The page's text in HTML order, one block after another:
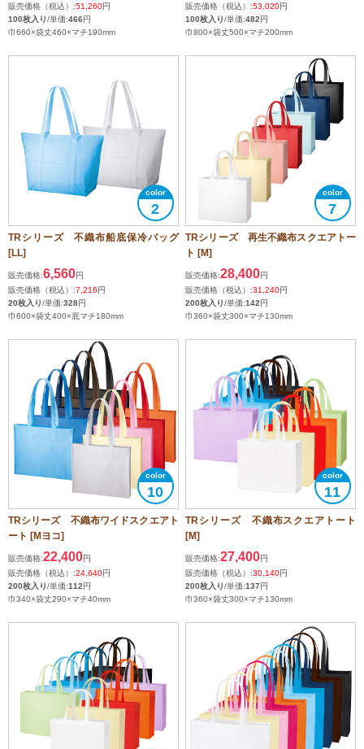
販売価格（税込）:51,260円
100枚入り/単価:466円
巾660×袋丈460×マチ190mm
販売価格（税込）:53,020円
100枚入り/単価:482円
巾800×袋丈500×マチ200mm
2
TRシリーズ 不織布船底保冷バッグ
[LL]
販売価格:6,560円
販売価格（税込）:7,216円
20枚入り/単価:328円
巾600×袋丈400×底マチ180mm
7
TRシリーズ 再生不織布スクエアトー
ト [M]
販売価格:28,400円
販売価格（税込）:31,240円
200枚入り/単価:142円
巾360×袋丈300×マチ130mm
10
TRシリーズ 不織布ワイドスクエアト
ート [Mヨコ]
販売価格:22,400円
販売価格（税込）:24,640円
200枚入り/単価:112円
巾340×袋丈290×マチ40mm
11
TRシリーズ 不織布スクエアトート
[M]
販売価格:27,400円
販売価格（税込）:30,140円
200枚入り/単価:137円
巾360×袋丈300×マチ130mm